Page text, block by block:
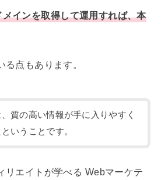
インを取得して運用すれば、本
点もあります。
質の高い情報が手に入りやすく
いうことです。
リエイトが学べる Webマーケテ